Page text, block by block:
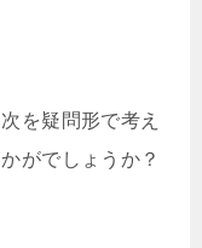
を疑問形で考え
がでしょうか？